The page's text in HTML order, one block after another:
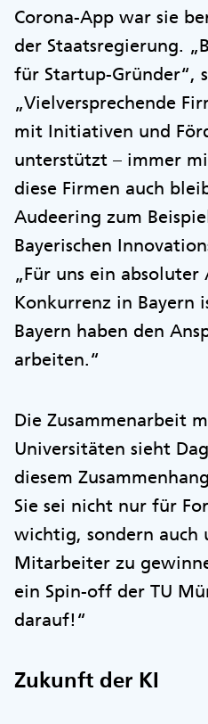
Corona-App war sie
der Staatsregierung.
für Startup-Gründer“,
„Vielversprechende
mit Initiativen und
unterstützt – immer
diese Firmen auch
Audeering zum
Bayerischen
„Für uns ein
Konkurrenz in Bayern
Bayern haben den
arbeiten.“
Die Zusammenarbeit
Universitäten sieht
diesem
Sie sei nicht nur für
wichtig, sondern
Mitarbeiter zu
ein Spin-off der TU
darauf!“
Zukunft der KI